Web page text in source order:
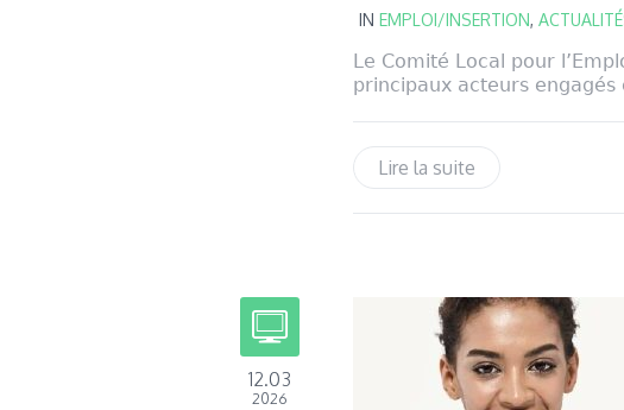
IN EMPLOI/INSERTION,
Le Comité Local pour
principaux acteurs engagés
Lire la suite
12.03
2026